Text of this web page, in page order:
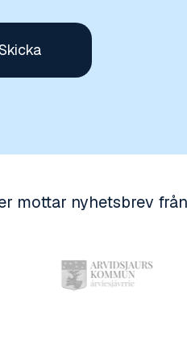
mottar nyhetsbrev